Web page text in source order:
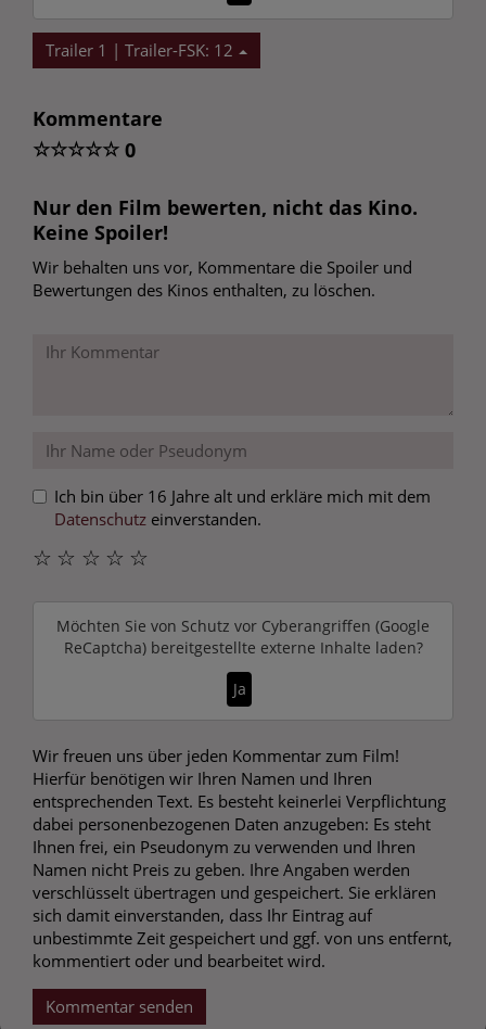
Trailer 1 | Trailer-FSK: 12
Kommentare
☆☆☆☆☆ 0
Nur den Film bewerten, nicht das Kino.
Keine Spoiler!
Wir behalten uns vor, Kommentare die Spoiler und
Bewertungen des Kinos enthalten, zu löschen.
Ich bin über 16 Jahre alt und erkläre mich mit dem
Datenschutz einverstanden.
☆
☆
☆
☆
☆
Möchten Sie von Schutz vor Cyberangriffen (Google
ReCaptcha)bereitgestellte externe Inhalte laden?
Ja
Wir freuen uns über jeden Kommentar zum Film!
Hierfür benötigen wir Ihren Namen und Ihren
entsprechenden Text. Es besteht keinerlei Verpflichtung
dabei personenbezogenen Daten anzugeben: Es steht
Ihnen frei, ein Pseudonym zu verwenden und Ihren
Namen nicht Preis zu geben. Ihre Angaben werden
verschlüsselt übertragen und gespeichert. Sie erklären
sich damit einverstanden, dass Ihr Eintrag auf
unbestimmte Zeit gespeichert und ggf. von uns entfernt,
kommentiert oder und bearbeitet wird.
Kommentar senden